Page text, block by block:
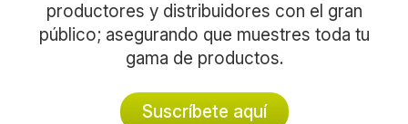
productores y distribuidores con el gran
público; asegurando que muestres toda tu
gama de productos.
Suscríbete aquí